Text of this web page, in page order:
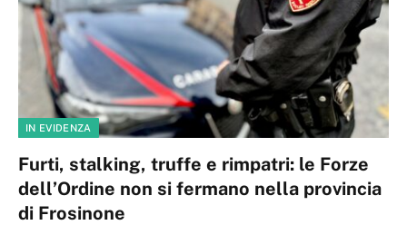
IN EVIDENZA
Furti, stalking, truffe e rimpatri: le Forze
dell’Ordine non si fermano nella provincia
di Frosinone